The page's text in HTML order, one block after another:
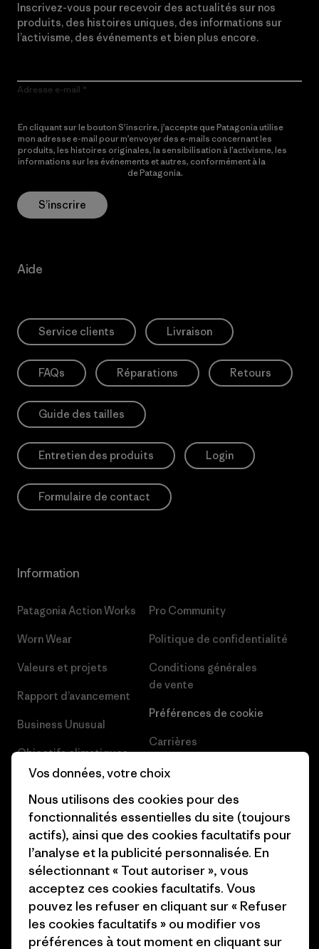
Inscrivez-vous pour recevoir des actualités sur nos
produits, des histoires uniques, des informations sur
l’activisme, des événements et bien plus encore.
Adresse e-mail
En cliquant sur le bouton S’inscrire, j’accepte que Patagonia utilise
mon adresse e-mail pour m’envoyer des e-mails concernant les
produits, les histoires originales, la sensibilisation à l’activisme, les
informations sur les événements et autres, conformément à la
de Patagonia.
S’inscrire
Aide
Service clients Livraison
FAQs Réparations Retours
Guide des tailles
Entretien des produits Login
Formulaire de contact
Information
Patagonia Action Works
Worn Wear
Valeurs et projets
Rapport d’avancement
Business Unusual
Objectifs climatiques
1% For The Planet
Comment nous finançons
Cartes cadeaux
Nos magasins
Pro Community
Politique de confidentialité
Conditions générales
de vente
Préférences de cookie
Carrières
Presse et media
Industry program
Programme d’affiliation
Patagonia France Plan du site
Vos données, votre choix
Nous utilisons des cookies pour des
fonctionnalités essentielles du site (toujours
actifs), ainsi que des cookies facultatifs pour
l’analyse et la publicité personnalisée. En
sélectionnant « Tout autoriser », vous
acceptez ces cookies facultatifs. Vous
pouvez les refuser en cliquant sur « Refuser
les cookies facultatifs » ou modifier vos
préférences à tout moment en cliquant sur